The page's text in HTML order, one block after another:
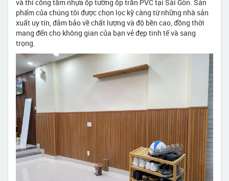
và thi công tấm nhựa ốp tường ốp trần PVC tại Sài Gòn. Sản
phẩm của chúng tôi được chọn lọc kỹ càng từ những nhà sản
xuất uy tín, đảm bảo về chất lượng và độ bền cao, đồng thời
mang đến cho không gian của bạn vẻ đẹp tinh tế và sang
trọng.